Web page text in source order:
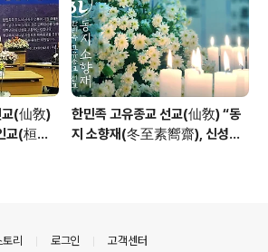
교(仙敎)
교(桓因
한민족 고유종교 선교(仙敎) “동
지 소향재(冬至素嚮齋), 신성의
토리 로그인 고객센터